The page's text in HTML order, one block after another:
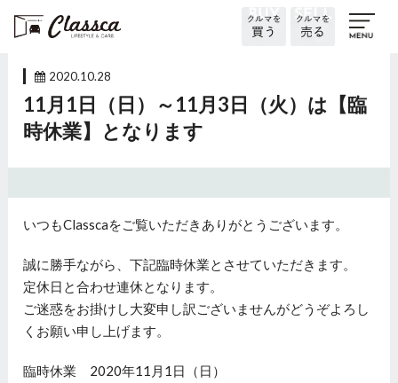
2020.10.28
11月1日（日）～11月3日（火）は【臨
時休業】となります
いつもClasscaをご覧いただきありがとうございます。
誠に勝手ながら、下記臨時休業とさせていただきます。
定休日と合わせ連休となります。
ご迷惑をお掛けし大変申し訳ございませんがどうぞよろし
くお願い申し上げます。
臨時休業 2020年11月1日（日）